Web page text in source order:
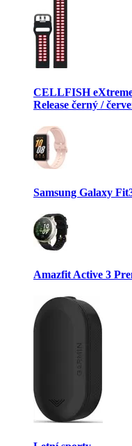
CELLFISH
Release černý /
Samsung Galaxy
Amazfit Active 3